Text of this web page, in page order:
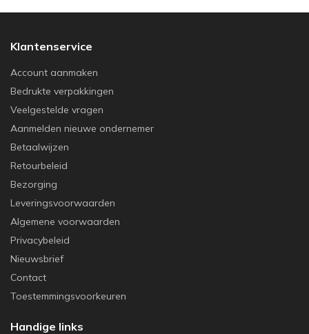
Klantenservice
Account aanmaken
Bedrukte verpakkingen
Veelgestelde vragen
Aanmelden nieuwe ondernemer
Betaalwijzen
Retourbeleid
Bezorging
Leveringsvoorwaarden
Algemene voorwaarden
Privacybeleid
Nieuwsbrief
Contact
Toestemmingsvoorkeuren
Handige links